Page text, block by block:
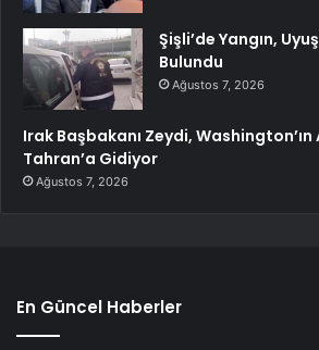
Şişli’de Yangın,
Bulundu
Ağustos 7, 2026
Irak Başbakanı Zeydi, Washington’ın
Tahran’a Gidiyor
Ağustos 7, 2026
En Güncel Haberler